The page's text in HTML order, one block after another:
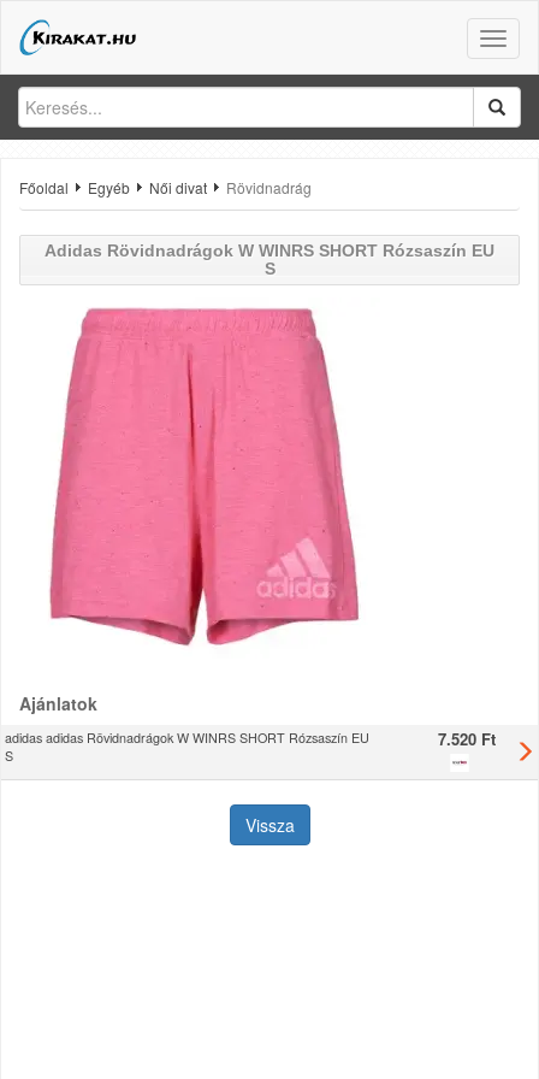
Toggle
Főoldal Egyéb Női divat Rövidnadrág
Adidas Rövidnadrágok W WINRS SHORT Rózsaszín EU
S
Ajánlatok
adidas adidas Rövidnadrágok W WINRS SHORT Rózsaszín EU
S
7.520 Ft
Vissza